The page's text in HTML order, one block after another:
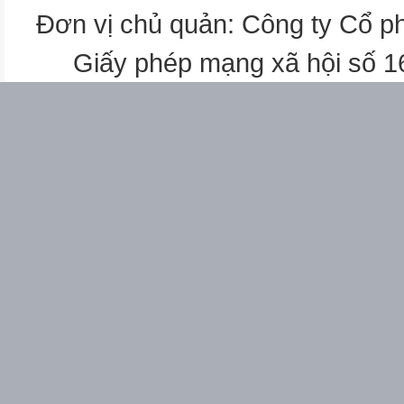
Đơn vị chủ quản: Công ty Cổ
Giấy phép mạng xã hội số